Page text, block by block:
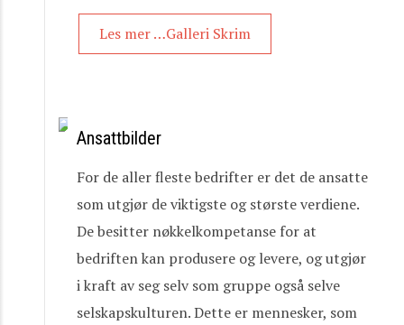
Les mer …Galleri Skrim
Ansattbilder
For de aller fleste bedrifter er det de ansatte
som utgjør de viktigste og største verdiene.
De besitter nøkkelkompetanse for at
bedriften kan produsere og levere, og utgjør
i kraft av seg selv som gruppe også selve
selskapskulturen. Dette er mennesker, som